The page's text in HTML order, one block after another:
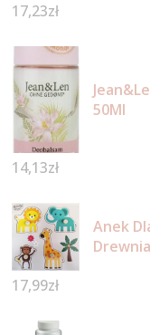
17,23zł
50Ml
14,13zł
Anek
17,99zł